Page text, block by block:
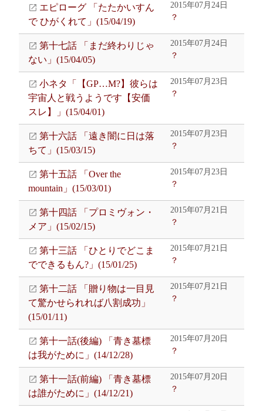
エピローグ 「たたかいすん
で ひがくれて」(15/04/19)
2015年07月24日
？
第十七話 「まだ終わりじゃ
ない」(15/04/05)
2015年07月24日
？
小ネタ「【GP…M?】彼らは
宇宙人と戦うようです【安価
スレ】」(15/04/01)
2015年07月23日
？
第十六話 「遠き闇に日は落
ちて」(15/03/15)
2015年07月23日
？
第十五話 「Over the
mountain」(15/03/01)
2015年07月23日
？
第十四話 「プロミヴォン・
メア」(15/02/15)
2015年07月21日
？
第十三話 「ひとりでどこま
でできるもん?」(15/01/25)
2015年07月21日
？
第十二話 「贈り物は一目見
て驚かせられれば八割成功」
(15/01/11)
2015年07月21日
？
第十一話(後編) 「青き墓標
は我がために」(14/12/28)
2015年07月20日
？
第十一話(前編) 「青き墓標
は誰がために」(14/12/21)
2015年07月20日
？